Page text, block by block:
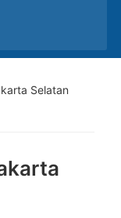
Selatan